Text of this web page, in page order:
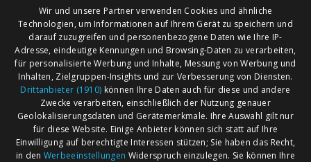
AGB Märkte nach Bundesländern
Wir und unsere Partner verwenden Cookies und ähnliche
Technologien, um Informationen auf Ihrem Gerät zu speichern und
darauf zuzugreifen und personenbezogene Daten wie Ihre IP-
Adresse, eindeutige Kennungen und Browsing-Daten zu verarbeiten,
für personalisierte Werbung und Inhalte, Messung von Werbung und
Inhalten, Zielgruppen-Insights und zur Verbesserung von Diensten.
Drittanbieter (1910) können Ihre Daten auch für diese und andere
Zwecke verarbeiten, einschließlich der Nutzung genauer
Geolokalisierungsdaten und Gerätemerkmale. Ihre Auswahl gilt nur
für diese Website. Einige Anbieter können sich statt auf Ihre
Einwilligung auf berechtigte Interessen stützen; Sie haben das Recht,
in den Werbeeinstellungen Widerspruch einzulegen. Sie können Ihre